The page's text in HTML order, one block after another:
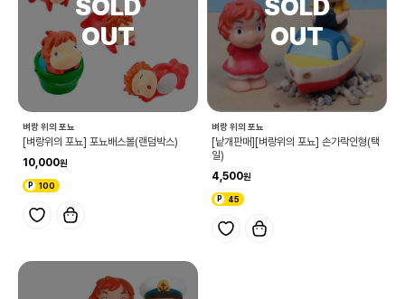
벼랑 위의 포뇨
[벼랑위의 포뇨] 포뇨배스볼(랜덤박스)
10,000
100
벼랑 위의 포뇨
[낱개판매][벼랑위의 포뇨] 손가락인형(택
일)
4,500
45